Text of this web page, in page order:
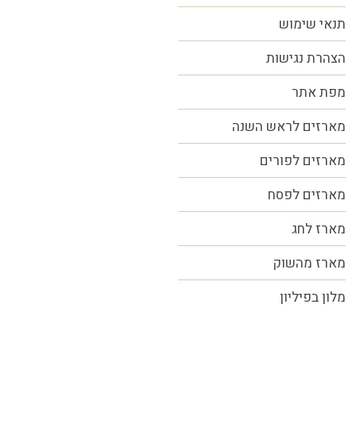
תנאי שימוש
הצהרת נגישות
מפת אתר
מארזים לראש השנה
מארזים לפורים
מארזים לפסח
מארז לחג
מארז מהשוק
מלון בפיליון